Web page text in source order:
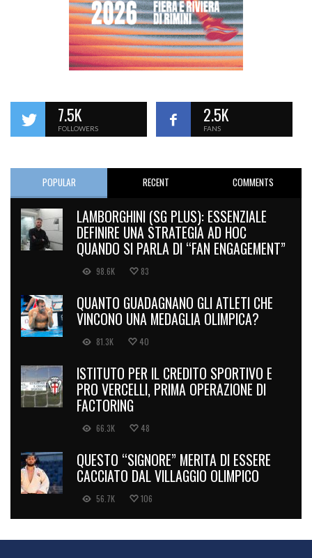
7.5K
FOLLOWERS
2.5K
FANS
POPULAR RECENT COMMENTS
LAMBORGHINI (SG PLUS): ESSENZIALE
DEFINIRE UNA STRATEGIA AD HOC
QUANDO SI PARLA DI “FAN ENGAGEMENT”
98.6K 83
QUANTO GUADAGNANO GLI ATLETI CHE
VINCONO UNA MEDAGLIA OLIMPICA?
81.3K 40
ISTITUTO PER IL CREDITO SPORTIVO E
PRO VERCELLI, PRIMA OPERAZIONE DI
FACTORING
66.3K 48
QUESTO “SIGNORE” MERITA DI ESSERE
CACCIATO DAL VILLAGGIO OLIMPICO
56.7K 106